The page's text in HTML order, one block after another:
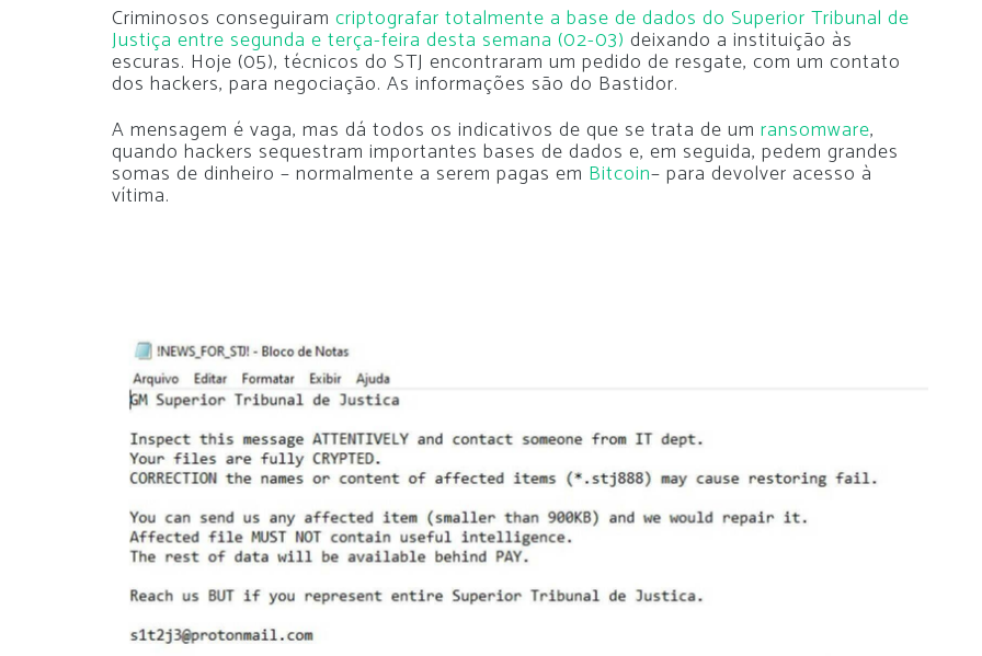
Criminosos conseguiram criptografar totalmente a base de dados do Superior Tribunal de
Justiça entre segunda e terça-feira desta semana (02-03) deixando a instituição às
escuras. Hoje (05), técnicos do STJ encontraram um pedido de resgate, com um contato
dos hackers, para negociação. As informações são do Bastidor.
A mensagem é vaga, mas dá todos os indicativos de que se trata de um ransomware,
quando hackers sequestram importantes bases de dados e, em seguida, pedem grandes
somas de dinheiro – normalmente a serem pagas em Bitcoin– para devolver acesso à
vítima.